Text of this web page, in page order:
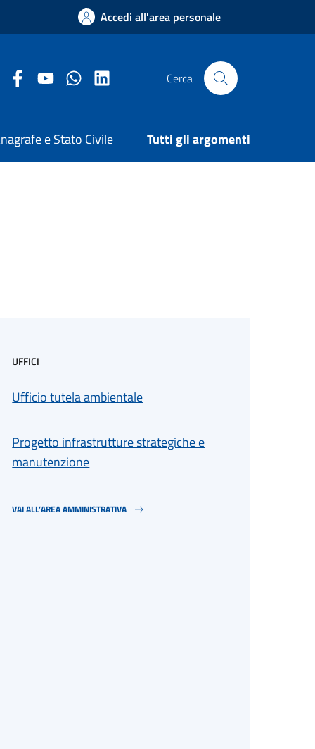
Accedi all'area personale
Facebook Comune di Arezzo
Youtube Comune di Arezzo
Twitter Comune di Arezzo
LinkedIn Comune di Arezzo
Cerca
e Stato Civile Tutti gli argomenti
UFFICI
Ufficio tutela ambientale
Progetto infrastrutture strategiche e
manutenzione
VAI ALL’AREA AMMINISTRATIVA